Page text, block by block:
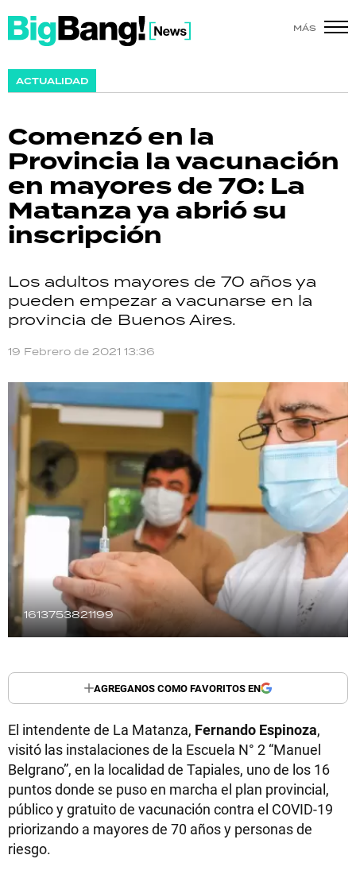
MÁS
ACTUALIDAD
Comenzó en la
Provincia la vacunación
en mayores de 70: La
Matanza ya abrió su
inscripción
Los adultos mayores de 70 años ya
pueden empezar a vacunarse en la
provincia de Buenos Aires.
19 Febrero de 2021 13:36
1613753821199
AGREGANOS COMO FAVORITOS EN
El intendente de La Matanza, Fernando Espinoza,
visitó las instalaciones de la Escuela N° 2 “Manuel
Belgrano”, en la localidad de Tapiales, uno de los 16
puntos donde se puso en marcha el plan provincial,
público y gratuito de vacunación contra el COVID-19
priorizando a mayores de 70 años y personas de
riesgo.
SHOW
ACTUALIDAD
POLICIALES
ECONOMÍA
SALUD
DEPORTES
TECNOLOGÍA
RECETAS
PALABRAS
HORÓSCOPO
Seguinos